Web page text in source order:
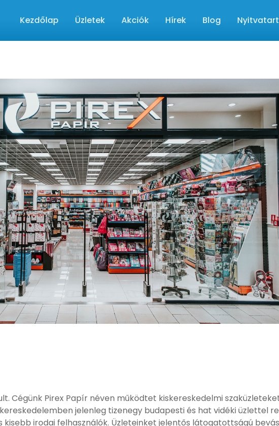
Kezdőlap Üzletek Akciók Hírek Blog
Cégünk Pirex Papír néven működtet kiskereskedelmi
jelenleg tizenegy budapesti és hat vidéki üzlettel
kisebb irodai felhasználók. Üzleteinket jelentős látogatottságú